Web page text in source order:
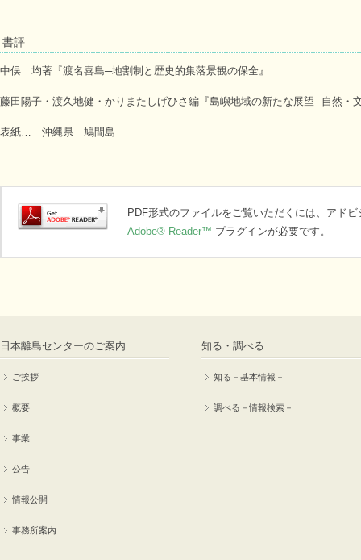
書評
中俣 均著『渡名喜島─地割制と歴史的集落景観の保全』
藤田陽子・渡久地健・かりまたしげひさ編『島嶼地域の新たな展望─自然・
表紙… 沖縄県 鳩間島
PDF形式のファイルをご覧いただくには、アド
Adobe® Reader™ プラグインが必要です。
日本離島センターのご案内
ご挨拶
概要
事業
公告
情報公開
事務所案内
知る・調べる
知る－基本情報－
調べる－情報検索－